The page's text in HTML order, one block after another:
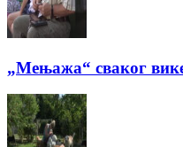
„Мењажа“ сваког